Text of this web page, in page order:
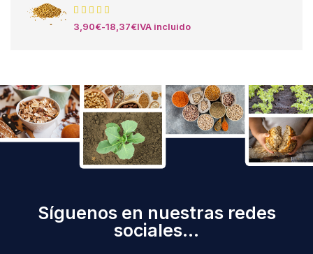
3,90€-18,37€IVA incluido
Síguenos en nuestras redes
sociales...